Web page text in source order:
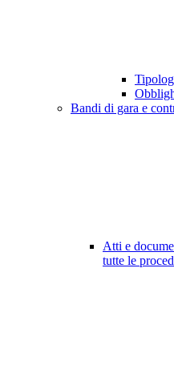
Bandi di gara e
Atti e
tutte le